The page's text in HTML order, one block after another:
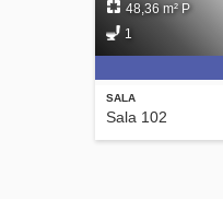
SALA
Sala 102
48,36 m² P
1